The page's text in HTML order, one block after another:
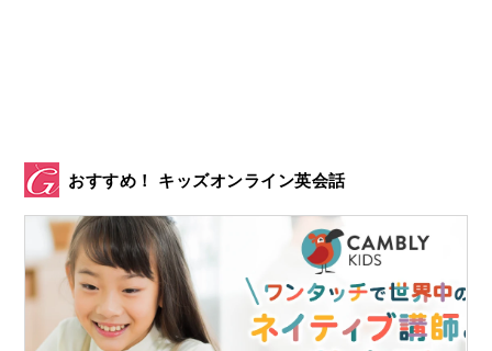
ある小さな商店のことをいいます。
コンビニみたいなものですね。
なので、“Hairy Maclary From Donaldson’s Dairy”は
ドナルドソン商店の毛むくじゃらのマクラーリー」
おすすめ！ キッズオンライン英会話